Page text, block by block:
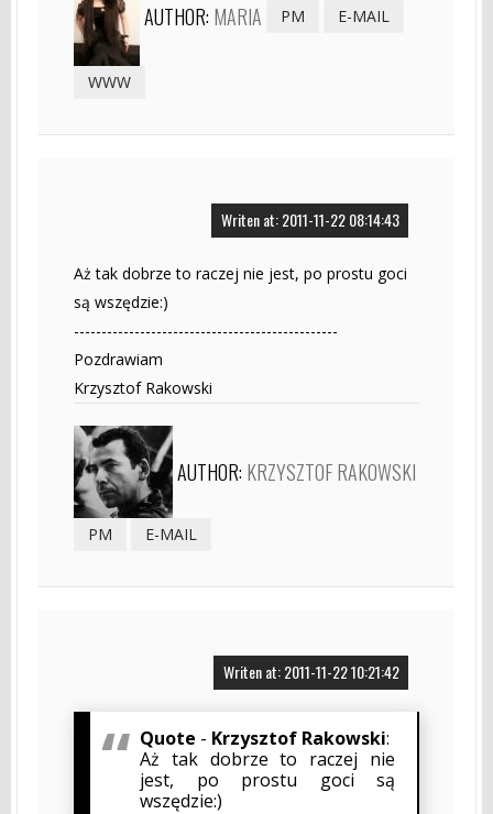
AUTHOR: MARIA PM E-MAIL
WWW
Writen at: 2011-11-22 08:14:43
Aż tak dobrze to raczej nie jest, po prostu goci
są wszędzie:)
------------------------------------------------
Pozdrawiam
Krzysztof Rakowski
AUTHOR: KRZYSZTOF RAKOWSKI
PM E-MAIL
Writen at: 2011-11-22 10:21:42
Quote - Krzysztof Rakowski:
Aż tak dobrze to raczej nie
jest, po prostu goci są
wszędzie:)